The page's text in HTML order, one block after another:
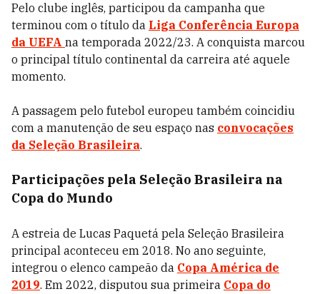
Pelo clube inglês, participou da campanha que
terminou com o título da Liga Conferência Europa
da UEFA na temporada 2022/23. A conquista marcou
o principal título continental da carreira até aquele
momento.
A passagem pelo futebol europeu também coincidiu
com a manutenção de seu espaço nas convocações
da Seleção Brasileira.
Participações pela Seleção Brasileira na
Copa do Mundo
A estreia de Lucas Paquetá pela Seleção Brasileira
principal aconteceu em 2018. No ano seguinte,
integrou o elenco campeão da Copa América de
2019. Em 2022, disputou sua primeira Copa do